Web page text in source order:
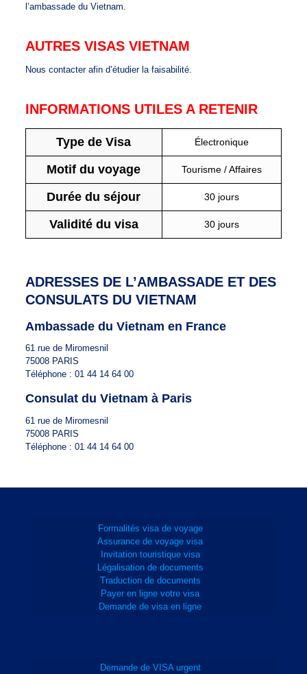
l’ambassade du Vietnam.
AUTRES VISAS VIETNAM
Nous contacter afin d’étudier la faisabilité.
INFORMATIONS UTILES A RETENIR
Type de Visa Électronique
Motif du voyage Tourisme / Affaires
Durée du séjour 30 jours
Validité du visa 30 jours
ADRESSES DE L’AMBASSADE ET DES
CONSULATS DU VIETNAM
Ambassade du Vietnam en France
61 rue de Miromesnil
75008 PARIS
Téléphone : 01 44 14 64 00
Consulat du Vietnam à Paris
61 rue de Miromesnil
75008 PARIS
Téléphone : 01 44 14 64 00
Formalités visa de voyage
Assurance de voyage visa
Invitation touristique visa
Légalisation de documents
Traduction de documents
Payer en ligne votre visa
Demande de visa en ligne
Demande de VISA urgent